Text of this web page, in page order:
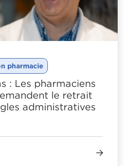
pharmacie
: Les pharmaciens
le retrait
administratives